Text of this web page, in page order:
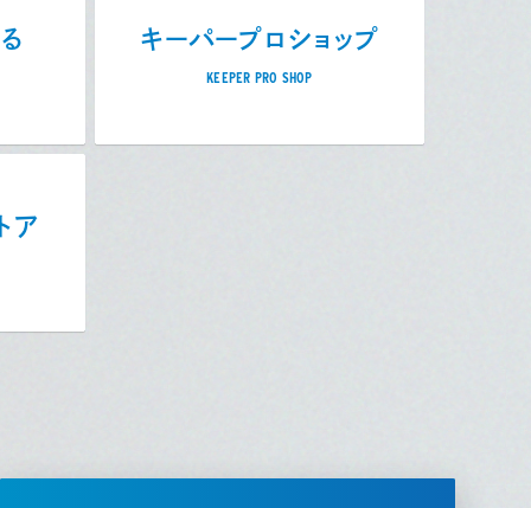
キーパープロショップ
KEEPER PRO SHOP
ア